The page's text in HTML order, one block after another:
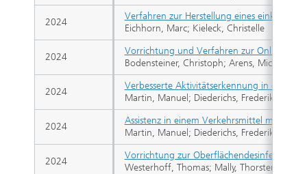
Verfahren zur Herstellung eines
Eichhorn, Marc; Kieleck, Christelle
Vorrichtung und Verfahren zur Online-
Bodensteiner, Christoph; Arens, Michael
Verbesserte Aktivitätserkennung in einer
Martin, Manuel; Diederichs, Frederik; Voit,
Assistenz in einem Verkehrsmittel mit an
Martin, Manuel; Diederichs, Frederik; Voit,
Vorrichtung zur Oberflächendesinfektion,
Westerhoff, Thomas; Mally, Thorsten; Kipp,
2024
2024
2024
2024
2024